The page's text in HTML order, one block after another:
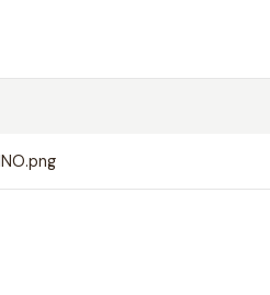
movimento mais rápido ao
são da melhor qualidade,
calção